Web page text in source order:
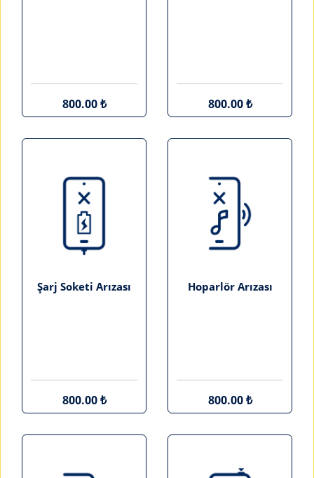
800.00 ₺ 800.00 ₺
Şarj Soketi Arızası
800.00 ₺
Hoparlör Arızası
800.00 ₺